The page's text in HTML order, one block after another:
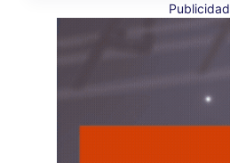
LUN
10
10 Agentes RetenciÃ³n Catamarca
Publicidad